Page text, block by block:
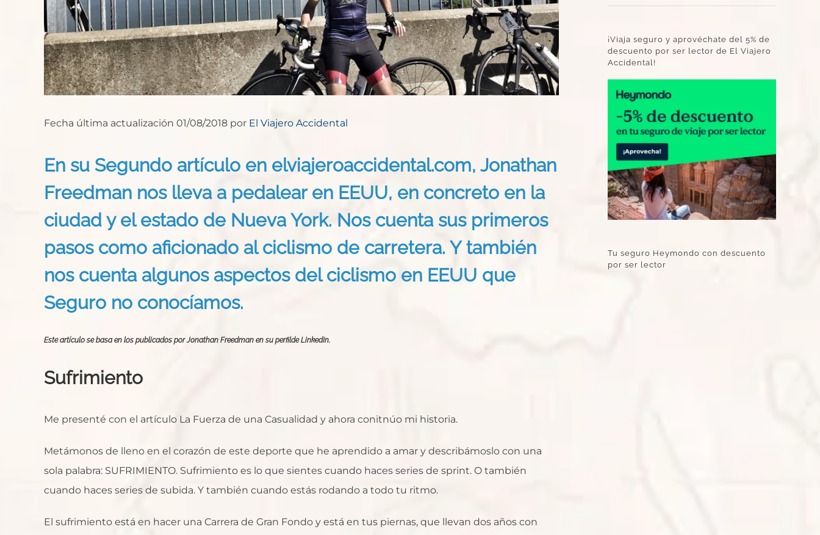
Fecha última actualización 01/08/2018 por El Viajero Accidental
En su Segundo artículo en elviajeroaccidental.com, Jonathan
Freedman nos lleva a pedalear en EEUU, en concreto en la
ciudad y el estado de Nueva York. Nos cuenta sus primeros
pasos como aficionado al ciclismo de carretera. Y también
nos cuenta algunos aspectos del ciclismo en EEUU que
Seguro no conocíamos.
Este artículo se basa en los publicados por Jonathan Freedman en su perfilde LinkedIn.
Sufrimiento
Me presenté con el artículo La Fuerza de una Casualidad y ahora conitnúo mi historia.
Metámonos de lleno en el corazón de este deporte que he aprendido a amar y describámoslo con una
sola palabra: SUFRIMIENTO. Sufrimiento es lo que sientes cuando haces series de sprint. O también
cuando haces series de subida. Y también cuando estás rodando a todo tu ritmo.
El sufrimiento está en hacer una Carrera de Gran Fondo y está en tus piernas, que llevan dos años con
¡Viaja seguro y aprovéchate del 5% de
descuento por ser lector de El Viajero
Accidental!
Tu seguro Heymondo con descuento
por ser lector